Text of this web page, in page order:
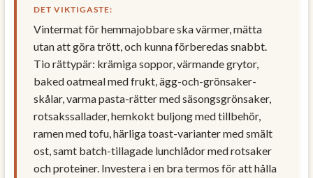
DET VIKTIGASTE:
Vintermat för hemmajobbare ska värmer, mätta
utan att göra trött, och kunna förberedas snabbt.
Tio rättypär: krämiga soppor, värmande grytor,
baked oatmeal med frukt, ägg-och-grönsaker-
skålar, varma pasta-rätter med säsongsgrönsaker,
rotsakssallader, hemkokt buljong med tillbehör,
ramen med tofu, härliga toast-varianter med smält
ost, samt batch-tillagade lunchlådor med rotsaker
och proteiner. Investera i en bra termos för att hålla